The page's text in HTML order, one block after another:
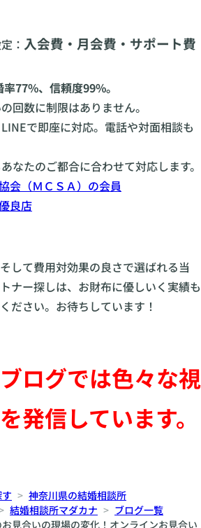
： 入会費・月会費・サポート費
77%、信頼度99%。
回数に制限はありません。
で即座に対応。電話や対面相談も
なたのご都合に合わせて対応します。
会（ＭＣＳＡ）の会員
良店
して費用対効果の良さで選ばれる当
ナー探しは、お財布に優しいく実績も
ださい。お待ちしています！
ログでは色々な視
発信しています。
神奈川県の結婚相談所
結婚相談所マダカナ
ブログ一覧
見合いの現場の変化！オンラインお見合い